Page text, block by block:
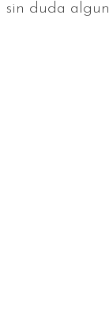
sin duda